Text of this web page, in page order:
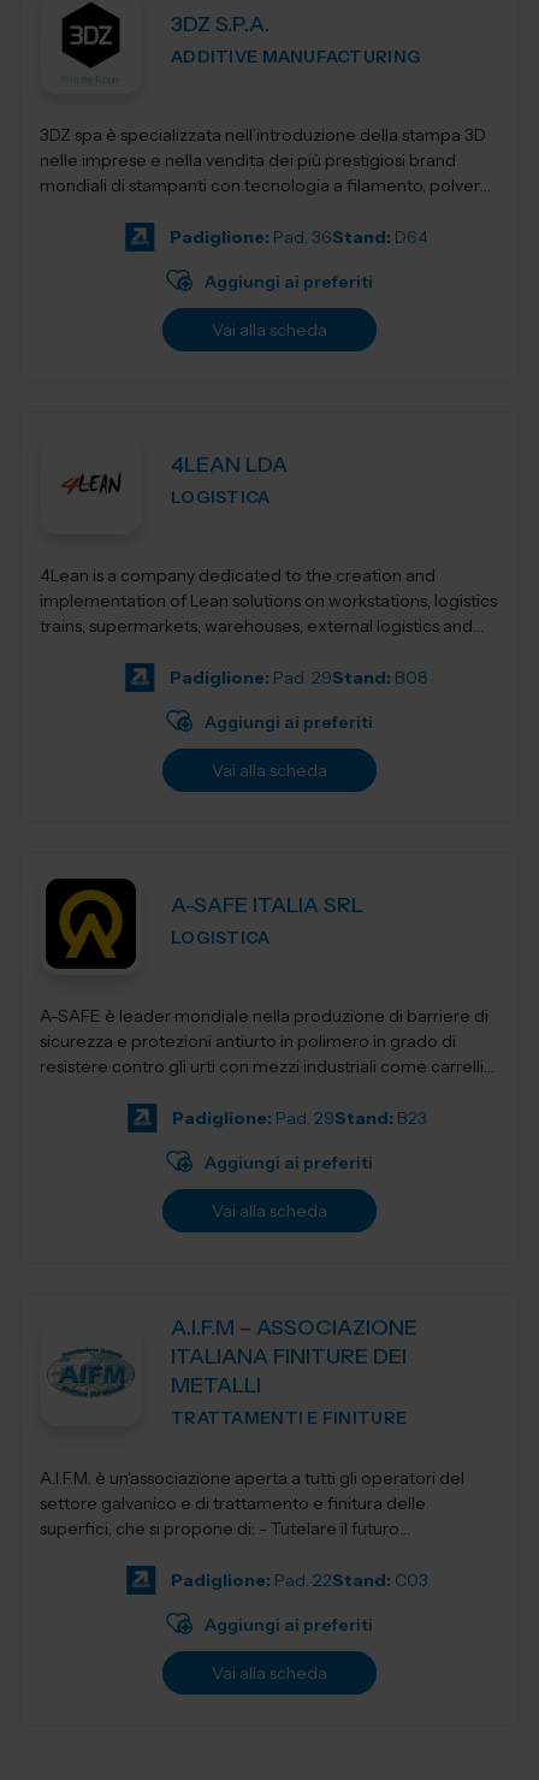
3DZ S.P.A.
ADDITIVE MANUFACTURING
3DZ spa è specializzata nell’introduzione della stampa 3D
nelle imprese e nella vendita dei più prestigiosi brand
mondiali di stampanti con tecnologia a filamento, polvere,
Padiglione: Pad. 36Stand: D64
Aggiungi ai preferiti
Vai alla scheda
4LEAN LDA
LOGISTICA
4Lean is a company dedicated to the creation and
implementation of Lean solutions on workstations, logistics
trains, supermarkets, warehouses, external logistics and
Padiglione: Pad. 29Stand: B08
Aggiungi ai preferiti
Vai alla scheda
A-SAFE ITALIA SRL
LOGISTICA
A-SAFE è leader mondiale nella produzione di barriere di
sicurezza e protezioni antiurto in polimero in grado di
resistere contro gli urti con mezzi industriali come carrelli
Padiglione: Pad. 29Stand: B23
Aggiungi ai preferiti
Vai alla scheda
A.I.F.M – ASSOCIAZIONE
ITALIANA FINITURE DEI
METALLI
TRATTAMENTI E FINITURE
A.I.F.M. è un'associazione aperta a tutti gli operatori del
settore galvanico e di trattamento e finitura delle
superfici, che si propone di: - Tutelare il futuro
Padiglione: Pad. 22Stand: C03
Aggiungi ai preferiti
Vai alla scheda